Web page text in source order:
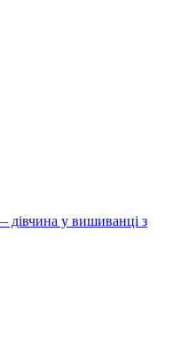
у вишиванці з